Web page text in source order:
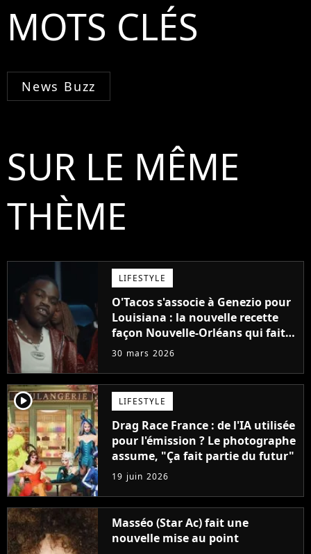
MOTS CLÉS
News Buzz
SUR LE MÊME
THÈME
LIFESTYLE
O'Tacos s'associe à Genezio pour
Louisiana : la nouvelle recette
façon Nouvelle-Orléans qui fait
saliver
30 mars 2026
player2 LIFESTYLE
Drag Race France : de l'IA utilisée
pour l'émission ? Le photographe
assume, "Ça fait partie du futur"
19 juin 2026
Masséo (Star Ac) fait une
nouvelle mise au point